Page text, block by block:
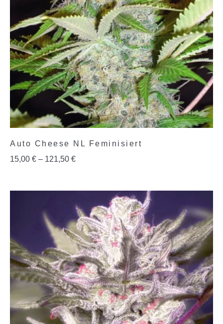
Auto Cheese NL Feminisiert
15,00 € – 121,50 €